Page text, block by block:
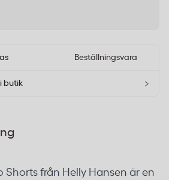
Beställningsvara
butik ›
Shorts från Helly Hansen är en